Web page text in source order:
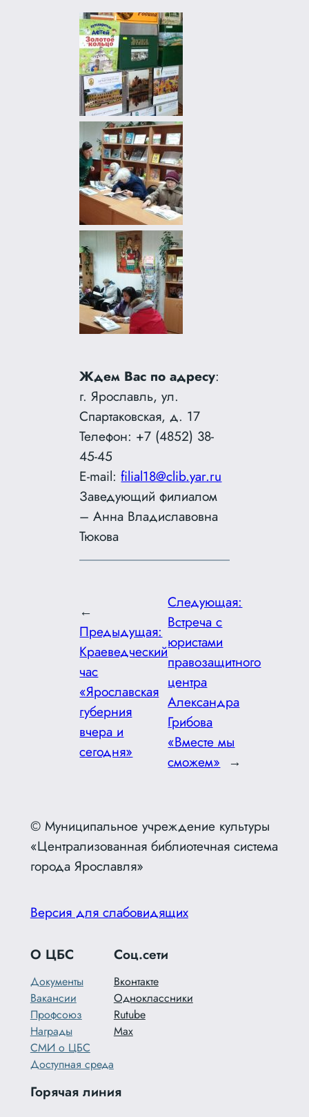
Ждем Вас по адресу:
г. Ярославль, ул.
Спартаковская, д. 17
Телефон: +7 (4852) 38-
45-45
E-mail:filial18@clib.yar.ru
Заведующий филиалом
– Анна Владиславовна
Тюкова
←
Предыдущая:
Краеведческий
час
«Ярославская
губерния
вчера и
сегодня»
Следующая:
Встреча с
юристами
правозащитного
центра
Александра
Грибова
«Вместе мы
сможем» →
© Муниципальное учреждение культуры
«Централизованная библиотечная система
города Ярославля»
Версия для слабовидящих
О ЦБС
Документы
Вакансии
Профсоюз
Награды
СМИ о ЦБС
Доступная среда
Соц.сети
Вконтакте
Одноклассники
Rutube
Max
Горячая линия